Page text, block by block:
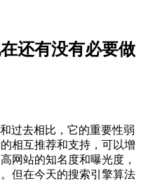
还有没有必要做
过去相比，它的重要性弱
相互推荐和支持，可以增
网站的知名度和曝光度，
但在今天的搜索引擎算法